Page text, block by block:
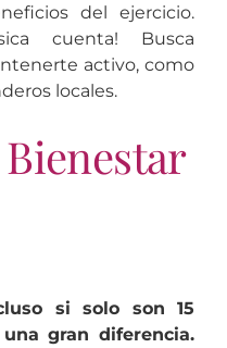
del ejercicio.
cuenta! Busca
activo, como
locales.
si solo son 15
gran diferencia.